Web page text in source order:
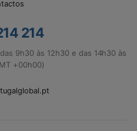
214
9h30 às 12h30 e das 14h30 às
+00h00)